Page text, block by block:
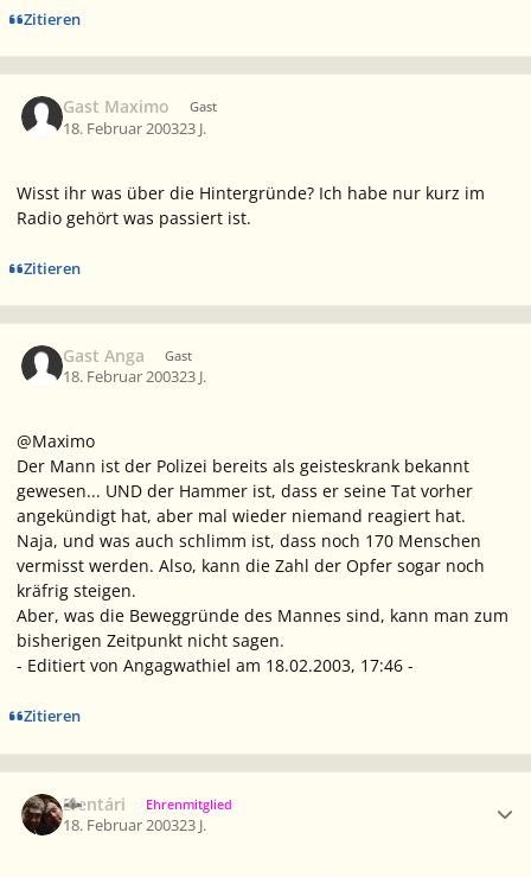
Zitieren
Gast Maximo Gast
18. Februar 200323 J.
Wisst ihr was über die Hintergründe? Ich habe nur kurz im
Radio gehört was passiert ist.
Zitieren
Gast Anga Gast
18. Februar 200323 J.
@Maximo
Der Mann ist der Polizei bereits als geisteskrank bekannt
gewesen... UND der Hammer ist, dass er seine Tat vorher
angekündigt hat, aber mal wieder niemand reagiert hat.
Naja, und was auch schlimm ist, dass noch 170 Menschen
vermisst werden. Also, kann die Zahl der Opfer sogar noch
kräfrig steigen.
Aber, was die Beweggründe des Mannes sind, kann man zum
bisherigen Zeitpunkt nicht sagen.
- Editiert von Angagwathiel am 18.02.2003, 17:46 -
Zitieren
Elentári Ehrenmitglied
18. Februar 200323 J.